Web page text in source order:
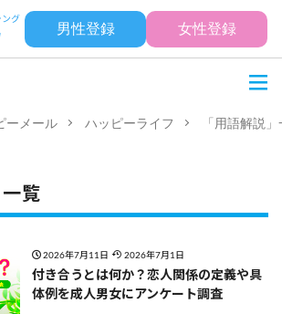
男性登録 女性登録
ーメール ハッピーライフ 「用語解説
一覧
2026年7月11日 2026年7月1日
付き合うとは何か？恋人関係の定義や具
体例を成人男女にアンケート調査